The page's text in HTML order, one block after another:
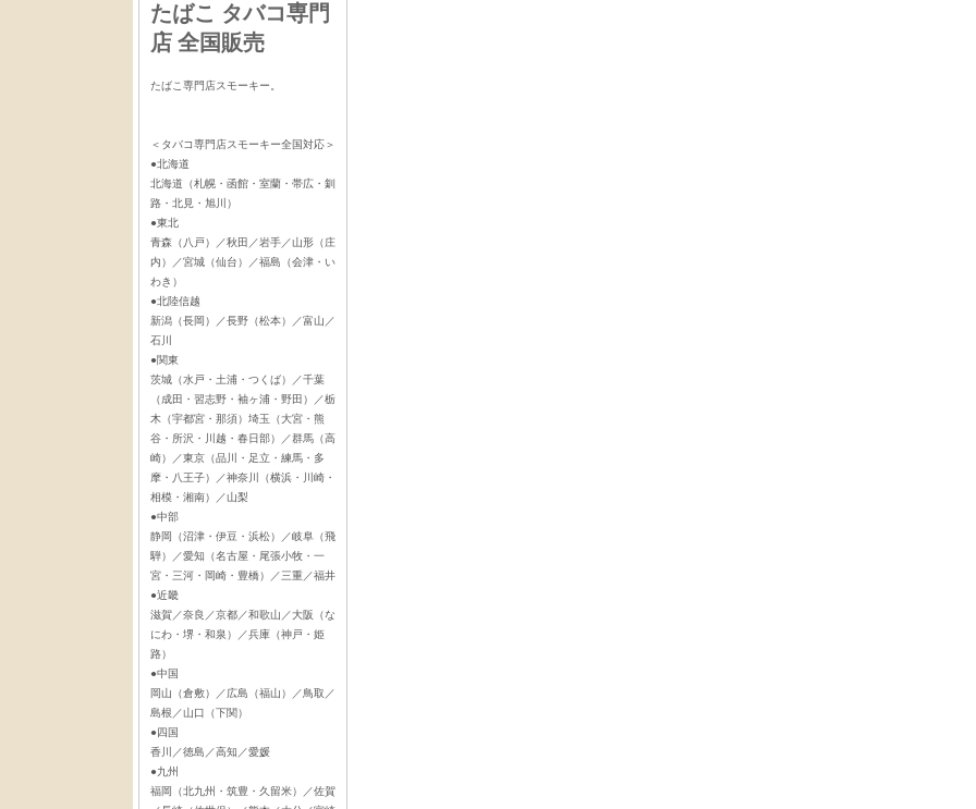
たばこ タバコ専門
店 全国販売
たばこ専門店スモーキー。
＜タバコ専門店スモーキー全国対応＞
●北海道
北海道（札幌・函館・室蘭・帯広・釧
路・北見・旭川）
●東北
青森（八戸）／秋田／岩手／山形（庄
内）／宮城（仙台）／福島（会津・い
わき）
●北陸信越
新潟（長岡）／長野（松本）／富山／
石川
●関東
茨城（水戸・土浦・つくば）／千葉
（成田・習志野・袖ヶ浦・野田）／栃
木（宇都宮・那須）埼玉（大宮・熊
谷・所沢・川越・春日部）／群馬（高
崎）／東京（品川・足立・練馬・多
摩・八王子）／神奈川（横浜・川崎・
相模・湘南）／山梨
●中部
静岡（沼津・伊豆・浜松）／岐阜（飛
騨）／愛知（名古屋・尾張小牧・一
宮・三河・岡崎・豊橋）／三重／福井
●近畿
滋賀／奈良／京都／和歌山／大阪（な
にわ・堺・和泉）／兵庫（神戸・姫
路）
●中国
岡山（倉敷）／広島（福山）／鳥取／
島根／山口（下関）
●四国
香川／徳島／高知／愛媛
●九州
福岡（北九州・筑豊・久留米）／佐賀